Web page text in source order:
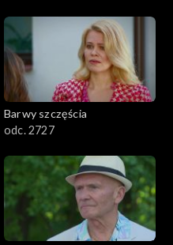
Barwy szczęścia
odc. 2727